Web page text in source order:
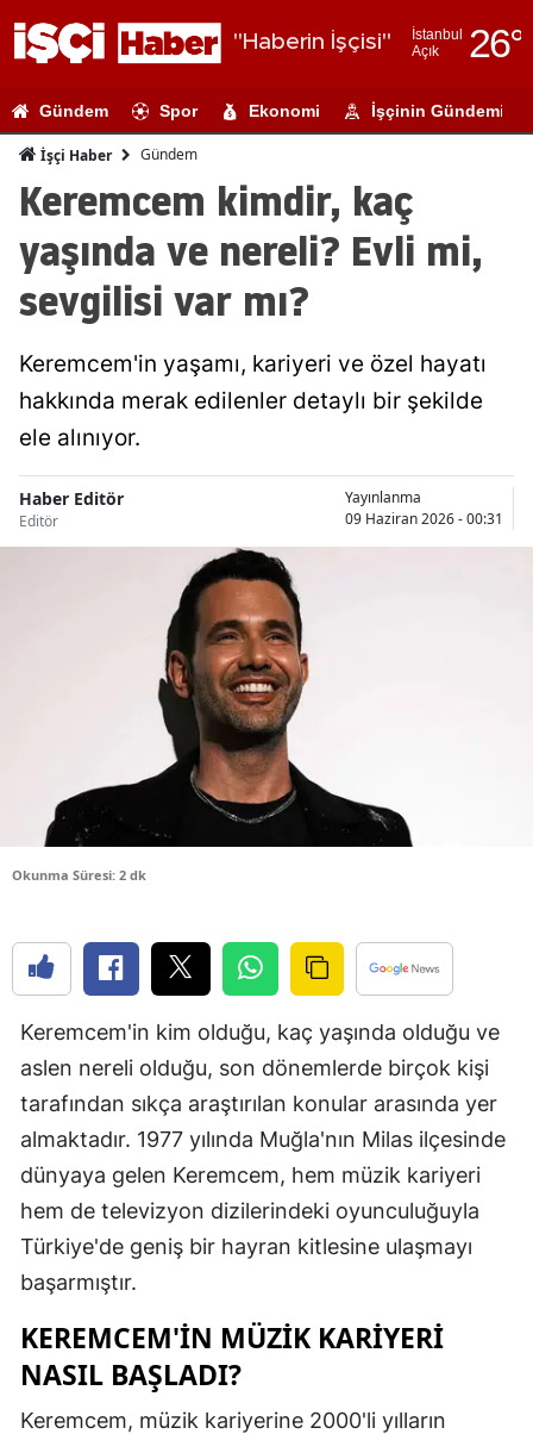
"Haberin İşçisi"
İstanbul
Açık
26°
Adıyaman
Amasya
Antalya
Artvin
Balıkesir
Çorum
Denizli
Diyarbakır
Edirne
Elazığ
Erzincan
Erzurum
Gaziantep
Gündem Spor Ekonomi İşçinin Gündemi
İşçi Haber Gündem
Keremcem kimdir, kaç
yaşında ve nereli? Evli mi,
sevgilisi var mı?
Keremcem'in yaşamı, kariyeri ve özel hayatı
hakkında merak edilenler detaylı bir şekilde
ele alınıyor.
Haber Editör
Editör
Yayınlanma
09 Haziran 2026 - 00:31
Okunma Süresi: 2 dk
Keremcem'in kim olduğu, kaç yaşında olduğu ve
aslen nereli olduğu, son dönemlerde birçok kişi
tarafından sıkça araştırılan konular arasında yer
almaktadır. 1977 yılında Muğla'nın Milas ilçesinde
dünyaya gelen Keremcem, hem müzik kariyeri
hem de televizyon dizilerindeki oyunculuğuyla
Türkiye'de geniş bir hayran kitlesine ulaşmayı
başarmıştır.
KEREMCEM'IN MÜZIK KARIYERI
NASIL BAŞLADI?
Keremcem, müzik kariyerine 2000'li yılların